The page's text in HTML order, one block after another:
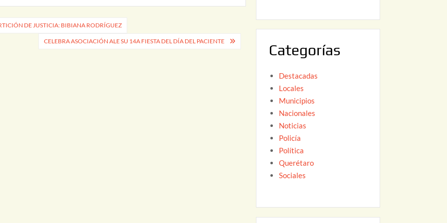
DE JUSTICIA: BIBIANA RODRÍGUEZ
CELEBRA ASOCIACIÓN ALE SU 14A FIESTA DEL DÍA DEL PACIENTE
2
Categorías
Destacadas
Locales
Municipios
Nacionales
Noticias
Policía
Política
Querétaro
Sociales